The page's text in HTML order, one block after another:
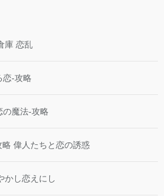
庫 恋乱
恋-攻略
魔法-攻略
偉人たちと恋の誘惑
かし恋えにし